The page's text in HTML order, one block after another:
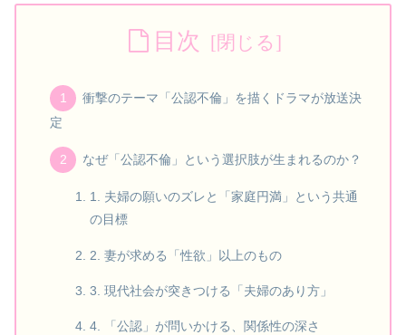
目次
衝撃のテーマ「公認不倫」を描くドラマが放送決
定
なぜ「公認不倫」という選択肢が生まれるのか？
1. 夫婦の願いのズレと「家庭円満」という共通
の目標
2. 妻が求める「性欲」以上のもの
3. 現代社会が突きつける「夫婦のあり方」
4. 「公認」が問いかける、関係性の深さ